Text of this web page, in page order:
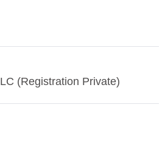
(Registration Private)